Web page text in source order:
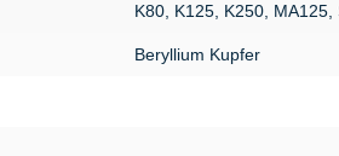
K80, K125, K250, MA125,
Beryllium Kupfer